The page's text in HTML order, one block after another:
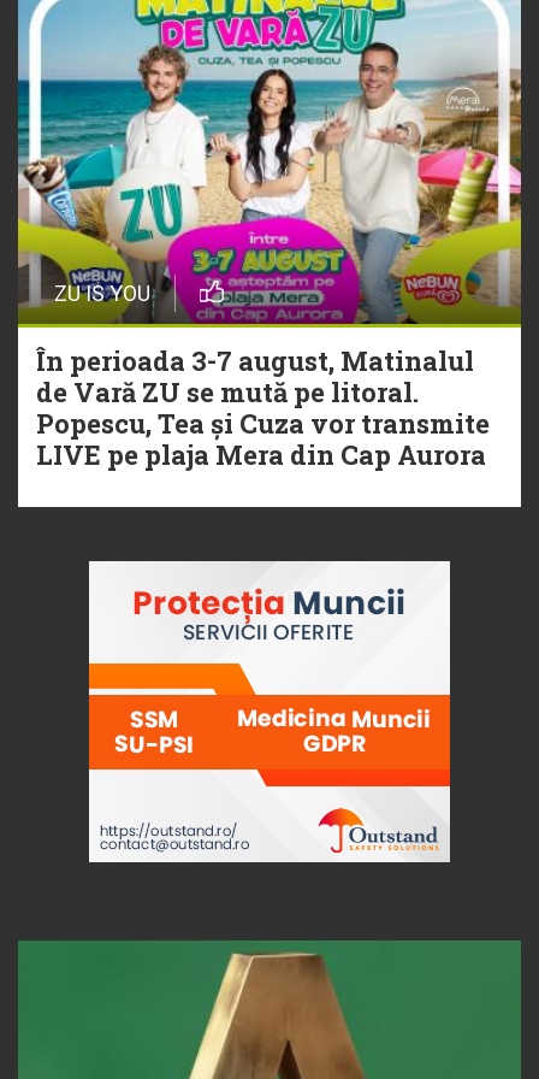
ZU IS YOU
În perioada 3-7 august, Matinalul
de Vară ZU se mută pe litoral.
Popescu, Tea și Cuza vor transmite
LIVE pe plaja Mera din Cap Aurora